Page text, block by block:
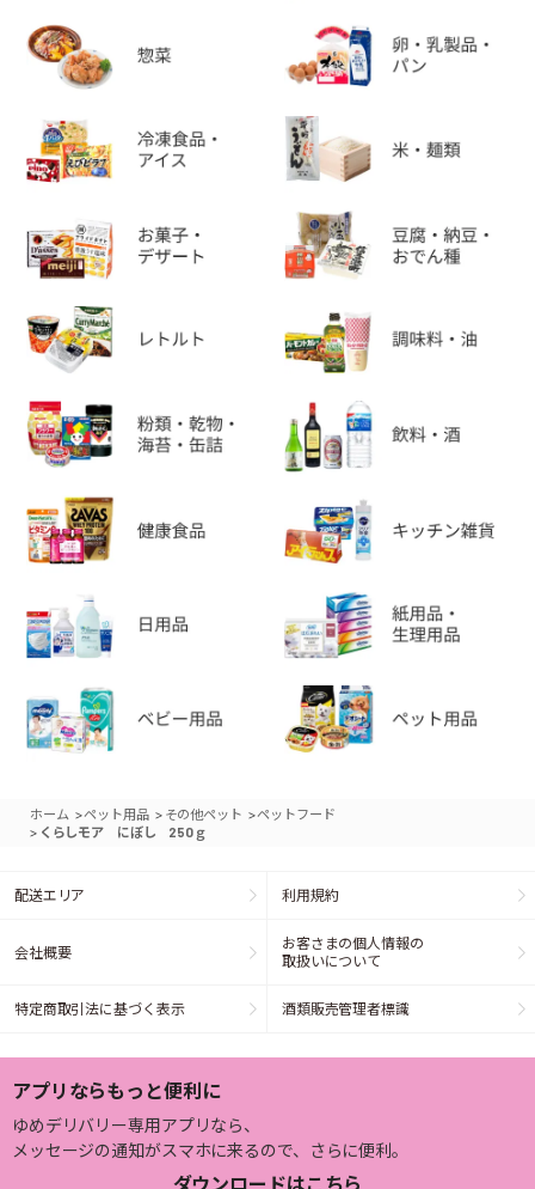
ホーム >ペット用品 > その他ペット >ペットフード
> くらしモア にぼし 250ｇ
配送エリア 利用規約
会社概要
お客さまの個人情報の
取扱いについて
特定商取引法に基づく表示 酒類販売管理者標識
アプリならもっと便利に
ゆめデリバリー専用アプリなら、
メッセージの通知がスマホに来るので、さらに便利。
ダウンロードはこちら